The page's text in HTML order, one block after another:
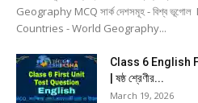
Geography MCQ সার্ক দেশসমূহ - বিশ্ব
Countries - World Geography...
Class 6 English
| ষষ্ঠ শ্রেণীর...
March 19, 2026